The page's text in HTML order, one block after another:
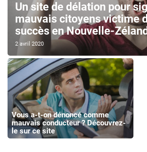
Un site de délation pour
mauvais citoyens victime
succès en Nouvelle-
2 avril 2020
Vous a-t-on dénoncé comme
mauvais conducteur ? Découvrez-
le sur ce site